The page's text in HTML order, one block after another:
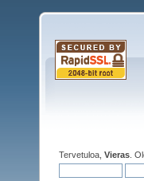
Tervetuloa, Vieras .